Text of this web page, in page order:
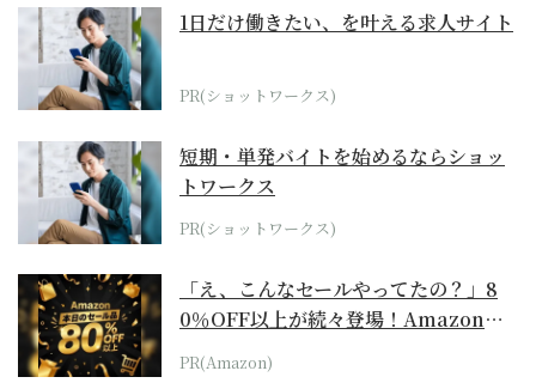
1日だけ働きたい、を叶える求人サイト
PR(ショットワークス)
短期・単発バイトを始めるならショッ
トワークス
PR(ショットワークス)
「え、こんなセールやってたの？」8
0％OFF以上が続々登場！Amazonの
本気が...
PR(Amazon)